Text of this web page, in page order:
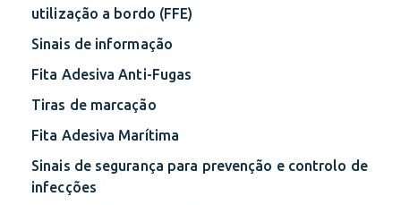
utilização a bordo (FFE)
Sinais de informação
Fita Adesiva Anti-Fugas
Tiras de marcação
Fita Adesiva Marítima
Sinais de segurança para prevenção e controlo de
infecções